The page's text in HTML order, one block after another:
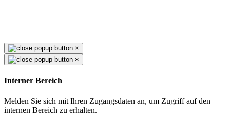
×
×
Interner Bereich
Melden Sie sich mit Ihren Zugangsdaten an, um Zugriff auf den
internen Bereich zu erhalten.